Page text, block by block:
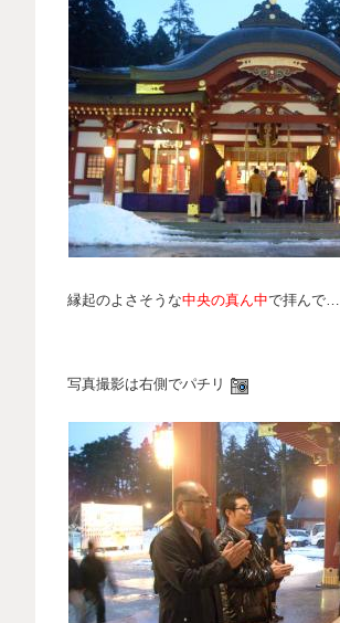
縁起のよさそうな中央の真ん中で拝んで…
写真撮影は右側でパチリ